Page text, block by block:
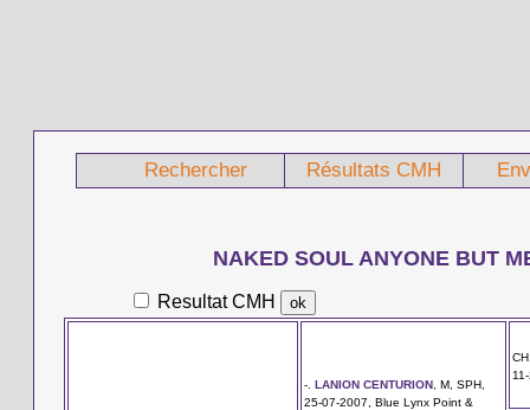
Rechercher Résultats CMH
NAKED SOUL ANYONE BUT
Resultat CMH
-. LANION CENTURION , M, SPH,
25-07-2007, Blue Lynx Point &